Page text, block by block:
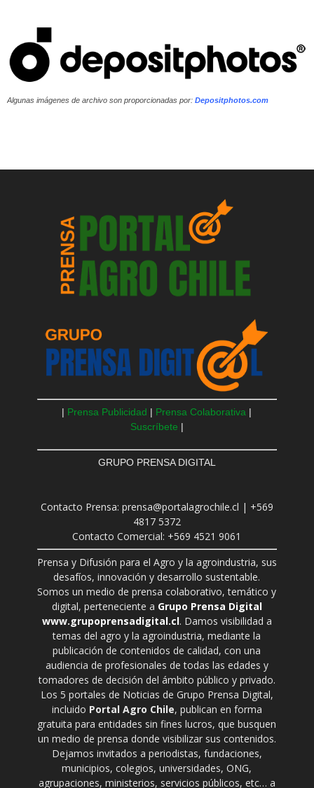
Algunas imágenes de archivo son proporcionadas por: Depositphotos.com
| Prensa Publicidad | Prensa Colaborativa |
Suscríbete |
GRUPO PRENSA DIGITAL
Contacto Prensa: prensa@portalagrochile.cl | +569
4817 5372
Contacto Comercial: +569 4521 9061
Prensa y Difusión para el Agro y la agroindustria, sus
desafíos, innovación y desarrollo sustentable.
Somos un medio de prensa colaborativo, temático y
digital, perteneciente a Grupo Prensa Digital
www.grupoprensadigital.cl. Damos visibilidad a
temas del agro y la agroindustria, mediante la
publicación de contenidos de calidad, con una
audiencia de profesionales de todas las edades y
tomadores de decisión del ámbito público y privado.
Los 5 portales de Noticias de Grupo Prensa Digital,
incluido Portal Agro Chile, publican en forma
gratuita para entidades sin fines lucros, que busquen
un medio de prensa donde visibilizar sus contenidos.
Dejamos invitados a periodistas, fundaciones,
municipios, colegios, universidades, ONG,
agrupaciones, ministerios, servicios públicos, etc… a